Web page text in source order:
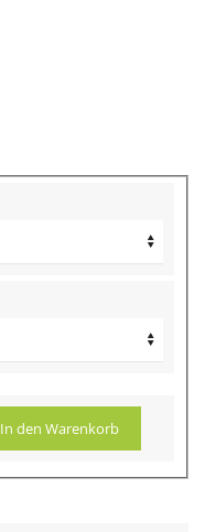
In den Warenkorb